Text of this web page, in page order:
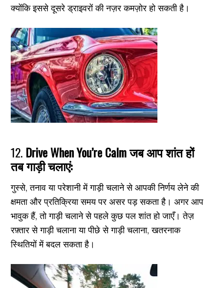
क्योंकि इससे दूसरे ड्राइवरों की नज़र कमज़ोर हो सकती है।
12. Drive When You’re Calm जब आप शांत हों
तब गाड़ी चलाएं:
गुस्से, तनाव या परेशानी में गाड़ी चलाने से आपकी निर्णय लेने की
क्षमता और प्रतिक्रिया समय पर असर पड़ सकता है। अगर आप
भावुक हैं, तो गाड़ी चलाने से पहले कुछ पल शांत हो जाएँ। तेज़
रफ़्तार से गाड़ी चलाना या पीछे से गाड़ी चलाना, खतरनाक
स्थितियों में बदल सकता है।